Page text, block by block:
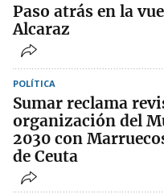
Paso atrás en la
Alcaraz
POLÍTICA
Sumar reclama
organización del
2030 con
de Ceuta